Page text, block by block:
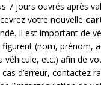
7 jours ouvrés après
votre nouvelle
Il est important de
(nom, prénom,
véhicule, etc.) afin de
d’erreur, contactez